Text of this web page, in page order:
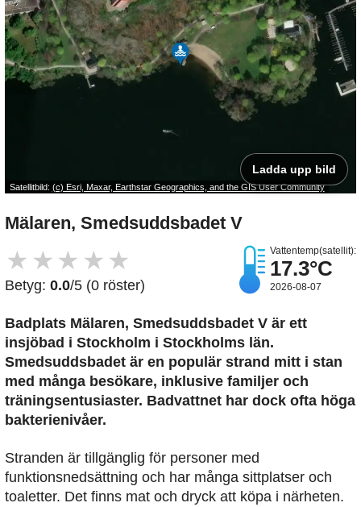
Satellitbild: (c) Esri, Maxar, Earthstar Geographics, and the GIS User Community
Ladda upp bild
Mälaren, Smedsuddsbadet V
★ ★ ★ ★ ★
Betyg: 0.0/5 (0 röster)
Vattentemp(satellit):
17.3°C
2026-08-07
Badplats Mälaren, Smedsuddsbadet V är ett
insjöbad i Stockholm i Stockholms län.
Smedsuddsbadet är en populär strand mitt i stan
med många besökare, inklusive familjer och
träningsentusiaster. Badvattnet har dock ofta höga
bakterienivåer.
Stranden är tillgänglig för personer med
funktionsnedsättning och har många sittplatser och
toaletter. Det finns mat och dryck att köpa i närheten.